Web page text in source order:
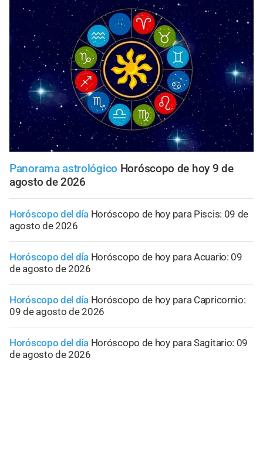
Panorama astrológico Horóscopo de hoy 9 de
agosto de 2026
Horóscopo del día Horóscopo de hoy para Piscis: 09 de
agosto de 2026
Horóscopo del día Horóscopo de hoy para Acuario: 09
de agosto de 2026
Horóscopo del día Horóscopo de hoy para Capricornio:
09 de agosto de 2026
Horóscopo del día Horóscopo de hoy para Sagitario: 09
de agosto de 2026